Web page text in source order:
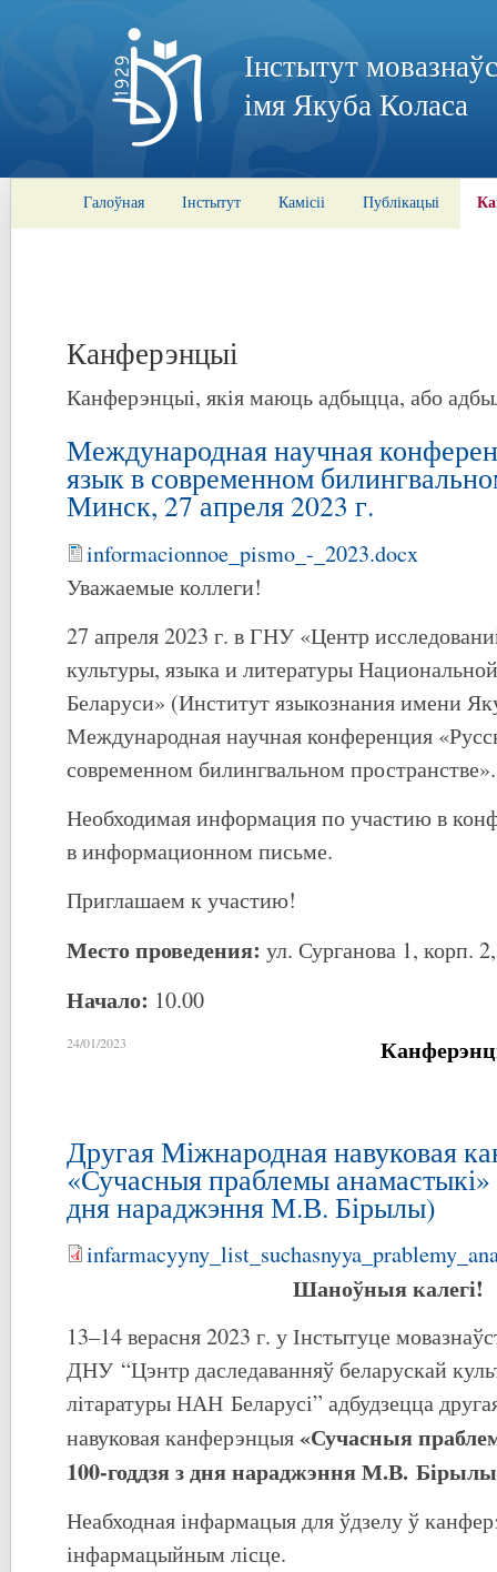
Інстытут
імя Якуба Коласа
Галоўная Інстытут Камісіі Публікацыі
Канферэнцыі
Канферэнцыі, якія маюць адбыцца, або
Международная научная
язык в современном
Минск, 27 апреля 2023 г.
informacionnoe_pismo_-_2023.docx
Уважаемые коллеги!
27 апреля 2023 г. в ГНУ «Центр
культуры, языка и литературы
Беларуси» (Институт языкознания имени
Международная научная конференция
современном билингвальном пространстве».
Необходимая информация по участию в
в информационном письме.
Приглашаем к участию!
Место проведения: ул. Сурганова 1, корп.
Начало: 10.00
24/01/2023
Другая Міжнародная навуковая
«Сучасныя праблемы анамастыкі»
дня нараджэння М.В. Бірылы)
Шаноўныя калегі!
13–14 верасня 2023 г. у Інстытуце
ДНУ “Цэнтр даследаванняў беларускай
літаратуры НАН Беларусі” адбудзецца
навуковая канферэнцыя«Сучасныя
100-годдзя з дня нараджэння М.В.
Неабходная інфармацыя для ўдзелу ў
інфармацыйным лісце.